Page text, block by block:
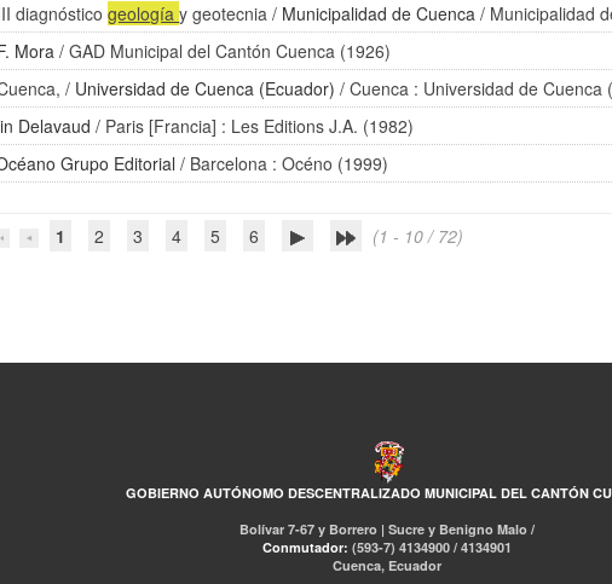
diagnósticogeologíay geotecnia / Municipalidad de Cuenca / Municipalidad
Mora / GAD Municipal del Cantón Cuenca (1926)
/ Universidad de Cuenca (Ecuador) / Cuenca : Universidad de Cuenca
Delavaud / Paris [Francia] : Les Editions J.A. (1982)
Grupo Editorial / Barcelona : Océno (1999)
1 2 3 4 5 6 (1 - 10 / 72)
GOBIERNO AUTÓNOMO DESCENTRALIZADO MUNICIPAL DEL CANTÓN
Bolívar 7-67 y Borrero | Sucre y Benigno Malo /
Conmutador: (593-7) 4134900 / 4134901
Cuenca, Ecuador